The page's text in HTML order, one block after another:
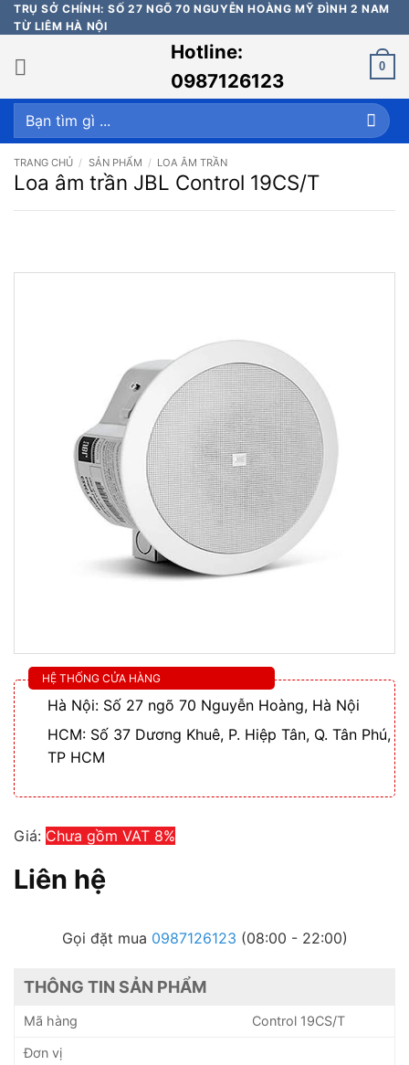
Bỏ
qua
nội
dung
TRỤ SỞ CHÍNH: SỐ 27 NGÕ 70 NGUYỄN HOÀNG MỸ ĐÌNH 2 NAM
TỪ LIÊM HÀ NỘI
Hotline:
0987126123
0
Tìm
kiếm:
TRANG CHỦ / SẢN PHẨM / LOA ÂM TRẦN
Loa âm trần JBL Control 19CS/T
HỆ THỐNG CỬA HÀNG
Hà Nội: Số 27 ngõ 70 Nguyễn Hoàng, Hà Nội
HCM: Số 37 Dương Khuê, P. Hiệp Tân, Q. Tân Phú,
TP HCM
Giá: Chưa gồm VAT 8%
Liên hệ
Gọi đặt mua 0987126123 (08:00 - 22:00)
THÔNG TIN SẢN PHẨM
Mã hàng Control 19CS/T
Đơn vị